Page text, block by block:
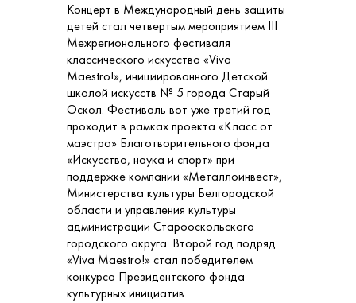
Концерт в Международный день защиты
детей стал четвертым мероприятием III
Межрегионального фестиваля
классического искусства «Viva
Maestro!», инициированного Детской
школой искусств № 5 города Старый
Оскол. Фестиваль вот уже третий год
проходит в рамках проекта «Класс от
маэстро» Благотворительного фонда
«Искусство, наука и спорт» при
поддержке компании «Металлоинвест»,
Министерства культуры Белгородской
области и управления культуры
администрации Старооскольского
городского округа. Второй год подряд
«Viva Maestro!» стал победителем
конкурса Президентского фонда
культурных инициатив.